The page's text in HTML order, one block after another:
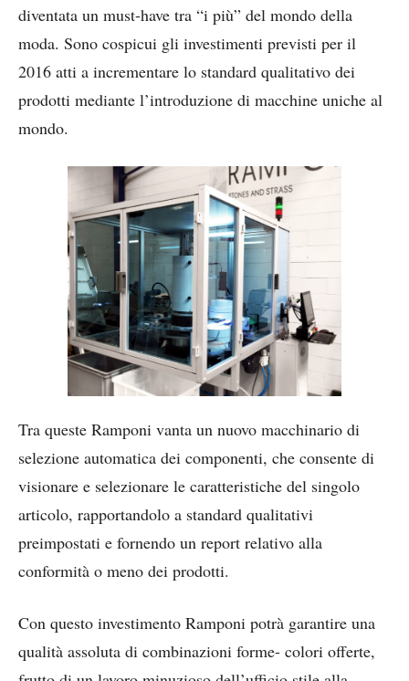
diventata un must-have tra “i più” del mondo della
moda. Sono cospicui gli investimenti previsti per il
2016 atti a incrementare lo standard qualitativo dei
prodotti mediante l’introduzione di macchine uniche al
mondo.
Tra queste Ramponi vanta un nuovo macchinario di
selezione automatica dei componenti, che consente di
visionare e selezionare le caratteristiche del singolo
articolo, rapportandolo a standard qualitativi
preimpostati e fornendo un report relativo alla
conformità o meno dei prodotti.
Con questo investimento Ramponi potrà garantire una
qualità assoluta di combinazioni forme- colori offerte,